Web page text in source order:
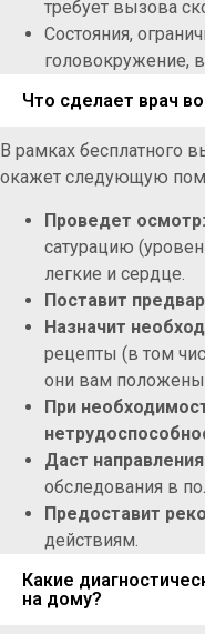
требует вызова
Состояния,
головокружение,
Что сделает врач
В рамках бесплатного
окажет следующую
Проведет осмотр:
сатурацию
легкие и сердце.
Поставит
Назначит
рецепты (в том
они вам
При
Даст направления
обследования в
Предоставит
действиям.
Какие
на дому?